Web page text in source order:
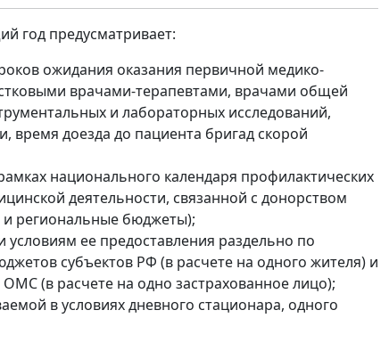
год предусматривает:
ожидания оказания первичной медико-
врачами-терапевтами, врачами общей
и лабораторных исследований,
доезда до пациента бригад скорой
национального календаря профилактических
деятельности, связанной с донорством
и региональные бюджеты);
ее предоставления раздельно по
субъектов РФ (в расчете на одного жителя) и
(в расчете на одно застрахованное лицо);
в условиях дневного стационара, одного